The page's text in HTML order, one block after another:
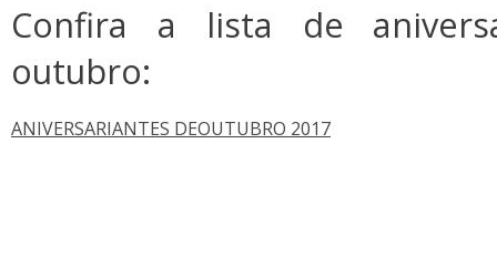
Confira a lista de
outubro:
ANIVERSARIANTES DEOUTUBRO 2017